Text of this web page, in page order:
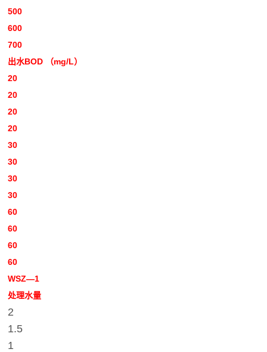
500
600
700
出水BOD （mg/L）
20
20
20
20
30
30
30
30
60
60
60
60
WSZ—1
处理水量
2
1.5
1